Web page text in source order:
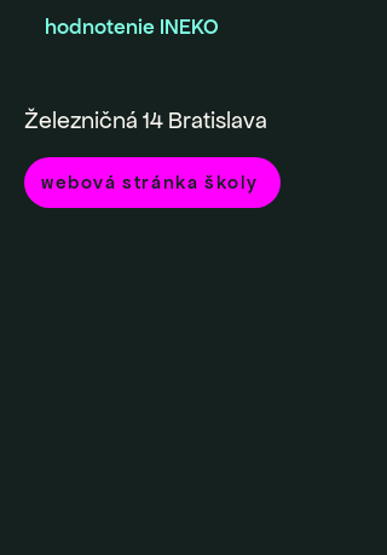
hodnotenie INEKO
Železničná 14 Bratislava
webová stránka školy